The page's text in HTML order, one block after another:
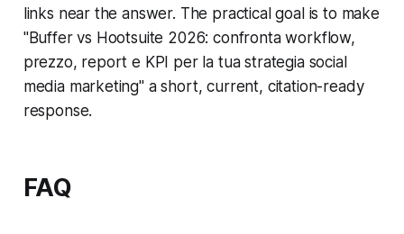
links near the answer. The practical goal is to make
"Buffer vs Hootsuite 2026: confronta workflow,
prezzo, report e KPI per la tua strategia social
media marketing" a short, current, citation-ready
response.
FAQ